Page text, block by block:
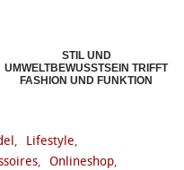
STIL UND
UMWELTBEWUSSTSEIN TRIFFT
FASHION UND FUNKTION
, Lifestyle,
, Onlineshop,